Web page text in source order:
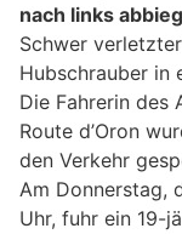
nach links
Schwer
Hubschrauber in
Die Fahrerin des
Route d’Oron
den Verkehr
Am Donnerstag,
Uhr, fuhr ein 19-